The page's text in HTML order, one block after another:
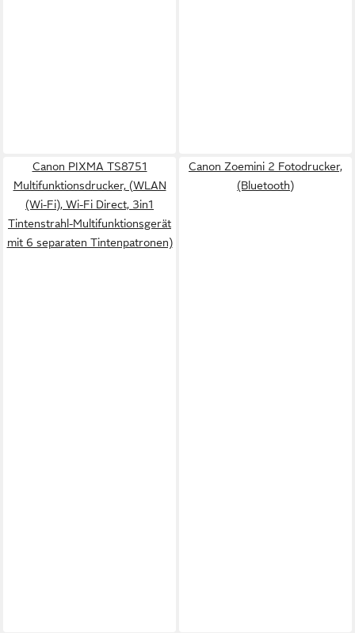
Canon PIXMA TS8751
Multifunktionsdrucker, (WLAN
(Wi-Fi), Wi-Fi Direct, 3in1
Tintenstrahl-Multifunktionsgerät
mit 6 separaten Tintenpatronen)
Canon Zoemini 2 Fotodrucker,
(Bluetooth)